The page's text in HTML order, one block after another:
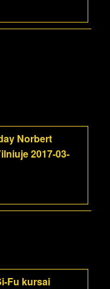
Norbert
2017-03-
Fu kursai